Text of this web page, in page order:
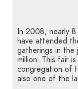
In 2008, nearly
have attended
gatherings in the
million. This fair
congregation of
also one of the